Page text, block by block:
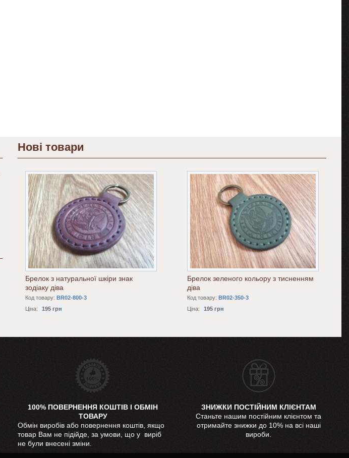
Нові товари
Брелок з натуральної шкіри знак
зодіаку діва
Код товару: BR02-800-3
Ціна:
195 грн
Брелок зеленого кольору з тисненням
діва
Код товару: BR02-350-3
Ціна:
195 грн
100% ПОВЕРНЕННЯ КОШТІВ І ОБМІН
ТОВАРУ
Обмін виробів або повернення коштів, якщо
товар Вам не підійде, за умови, що у виріб
не були внесені зміни.
ЗНИЖКИ ПОСТІЙНИМ КЛІЄНТАМ
Станьте нашим постійним клієнтом та
отримайте знижки до 10% на всі наші
вироби.